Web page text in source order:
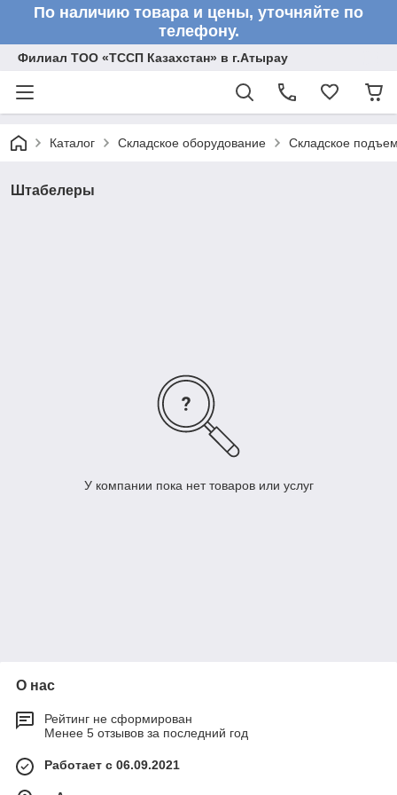
По наличию товара и цены, уточняйте по
телефону.
Филиал ТОО «ТССП Казахстан» в г.Атырау
Каталог Складское оборудование Складское
Штабелеры
У компании пока нет товаров или услуг
О нас
Рейтинг не сформирован
Менее 5 отзывов за последний год
Работает с 06.09.2021